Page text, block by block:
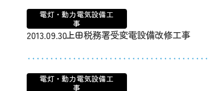
電灯・動力電気設備工
事
2013.09.30上田税務署受変電設備改修工事
電灯・動力電気設備工
事